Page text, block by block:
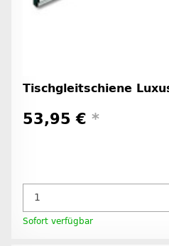
Tischgleitschiene
53,95 € *
Sofort verfügbar